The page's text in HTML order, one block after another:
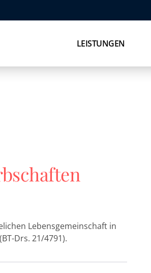
LEISTUNGEN
Lebensgemeinschaft in
Drs. 21/4791).